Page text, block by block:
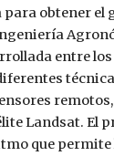
obtener el
entre los
Landsat.El
que